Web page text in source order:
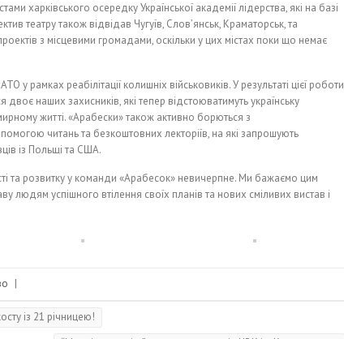
харківського осередку Української академії лідерства, які на базі
театру також відвідав Чугуїв, Слов’янськ, Краматорськ, та
з місцевими громадами, оскільки у цих містах поки що немає
у рамках реабілітації колишніх військовиків. У результаті цієї роботи
наших захисників, які тепер відстоюватимуть українську
житті. «Арабески» також активно борються з
читань та безкоштовних лекторіїв, на які запрошують
із Польщі та США.
та розвитку у команди «Арабесок» невичерпне. Ми бажаємо цим
людям успішного втілення своїх планів та нових сміливих вистав і
|
із 21 річницею!